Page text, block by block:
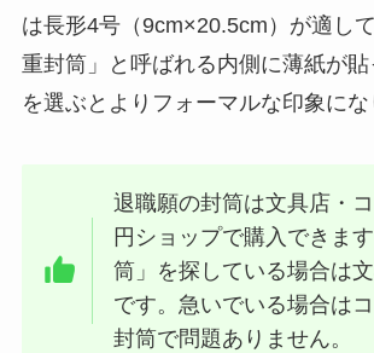
は長形4号（9cm×20.5cm）が適し
重封筒」と呼ばれる内側に薄紙が
を選ぶとよりフォーマルな印象にな
退職願の封筒は文具店・
円ショップで購入できま
筒」を探している場合は
です。急いでいる場合は
封筒で問題ありません。